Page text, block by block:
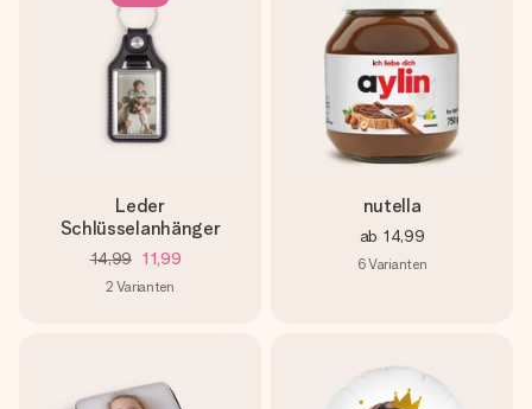
Leder
Schlüsselanhänger
14,99 11,99
2 Varianten
nutella
ab 14,99
6Varianten